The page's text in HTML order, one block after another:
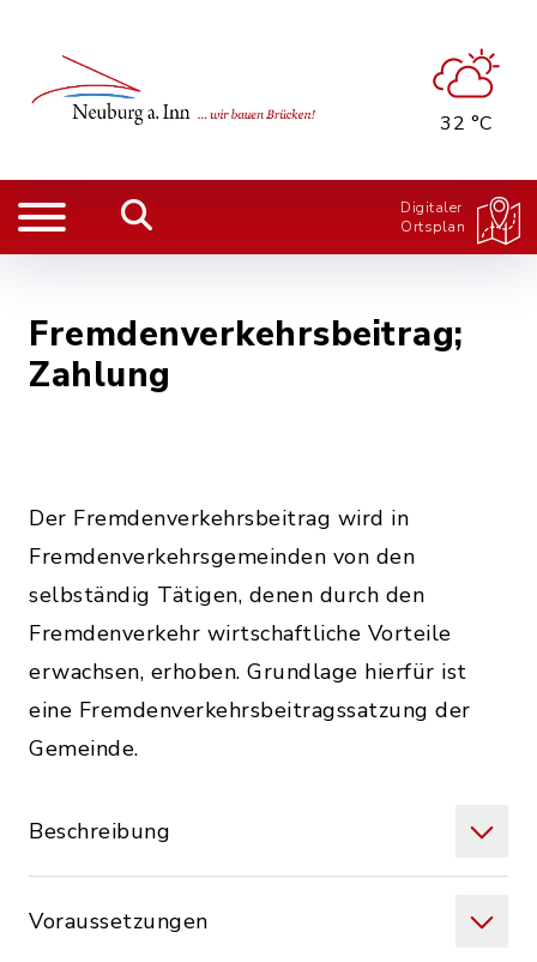
32 °C
Digitaler
Ortsplan
Fremdenverkehrsbeitrag;
Zahlung
Der Fremdenverkehrsbeitrag wird in
Fremdenverkehrsgemeinden von den
selbständig Tätigen, denen durch den
Fremdenverkehr wirtschaftliche Vorteile
erwachsen, erhoben. Grundlage hierfür ist
eine Fremdenverkehrsbeitragssatzung der
Gemeinde.
Beschreibung
Voraussetzungen